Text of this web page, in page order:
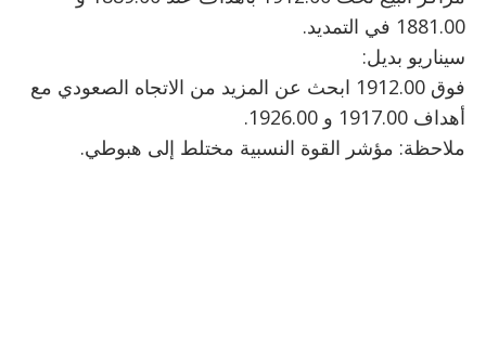
1881.00 في التمديد.
سيناريو بديل:
فوق 1912.00 ابحث عن المزيد من الاتجاه الصعودي مع
أهداف 1917.00 و 1926.00.
ملاحظة: مؤشر القوة النسبية مختلط إلى هبوطي.